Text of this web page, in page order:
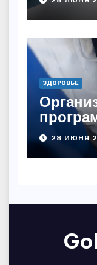
с
ЗДОРОВЬЕ
дому
28 ИЮНЯ